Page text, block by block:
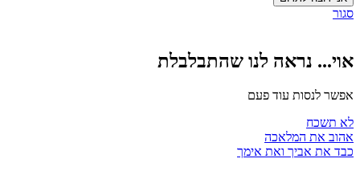
נראה לנו שהתבלבלת
לנסות עוד פעם
תשכח
את המלאכה
את אביך ואת אימך